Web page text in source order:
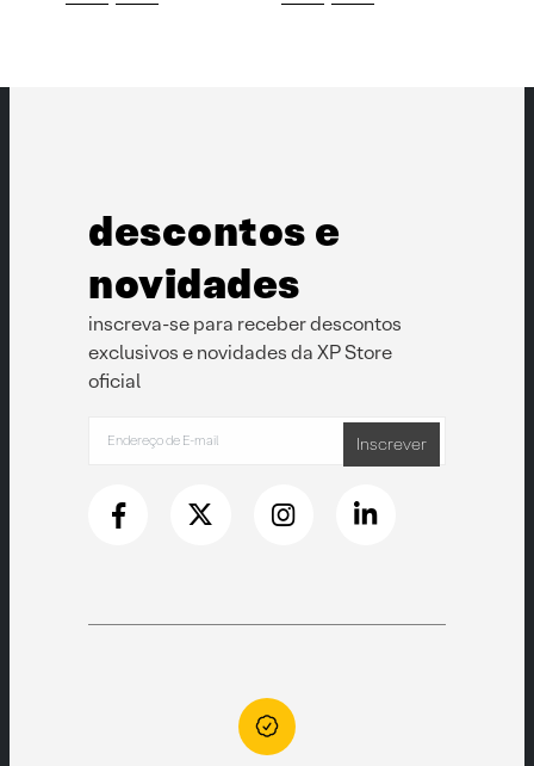
descontos e
novidades
inscreva-se para receber descontos
exclusivos e novidades da XP Store
oficial
Inscrever